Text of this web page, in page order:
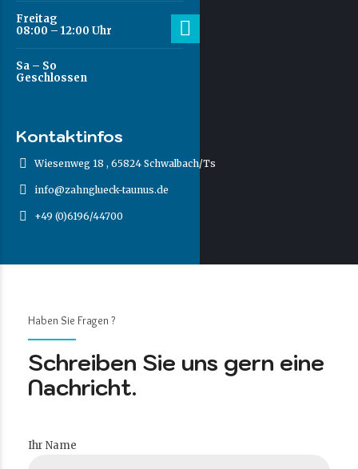
Freitag
08:00 – 12:00 Uhr
Sa – So
Geschlossen
Kontaktinfos
Wiesenweg 18 , 65824 Schwalbach/Ts
info@zahnglueck-taunus.de
+49 (0)6196/44700
Haben Sie Fragen ?
Schreiben Sie uns gern eine
Nachricht.
Ihr Name